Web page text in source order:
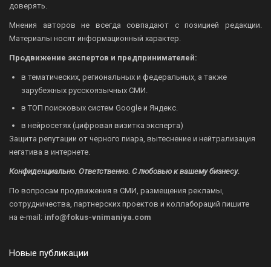
доверять.
Мнения авторов не всегда совпадают с позицией редакции.
Материалы носят информационный характер.
Продвижение экспертов и предпринимателей:
в тематических, региональных и федеральных, а также
зарубежных русскоязычных СМИ.
в ТОП поисковых систем Google и Яндекс.
в нейросетях (цифровая визитка эксперта)
Защита репутации от черного пиара, вытеснение и нейтрализация
негатива в интернете.
Конфиденциально. Ответственно. С любовью к вашему бизнесу.
По вопросам продвижения в СМИ, размещения рекламы,
сотрудничества, партнерских проектов и коллабораций пишите
на e-mail: info@fokus-vnimaniya.com
Новые публикации